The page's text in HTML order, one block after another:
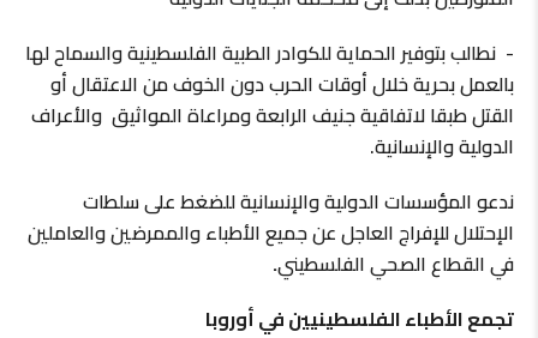
‎- نطالب بتوفير الحماية للكوادر الطبية الفلسطينية والسماح لها
بالعمل بحرية خلال أوقات الحرب دون الخوف من الاعتقال أو
القتل طبقا لاتفاقية جنيف الرابعة ومراعاة المواثيق والأعراف
الدولية والإنسانية.
ندعو المؤسسات الدولية والإنسانية للضغط على سلطات
الإحتلال للإفراج العاجل عن جميع الأطباء والممرضين والعاملين
في القطاع الصحي الفلسطيني.
تجمع الأطباء الفلسطينيين في أوروبا